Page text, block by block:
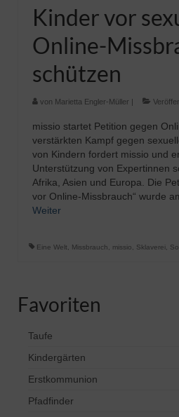
Kinder vor
Online-
schützen
von Marietta Engler-Müller |
missio startet Petition gegen
verstärkten Kampf gegen
von Kindern fordert missio und
Unterstützung von Expertinnen
Afrika, Asien und Europa. Die
vor Online-Missbrauch“ wurde
Weiter
Eine Welt Missbrauch missio Sklaverei
Favoriten
Taufe
Kindergärten
Erstkommunion
Pfadfinder